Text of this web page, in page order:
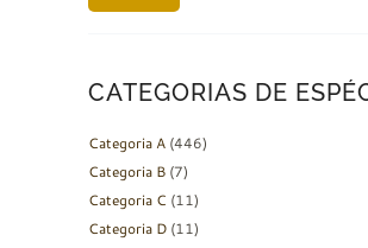
CATEGORIAS DE
Categoria A (446)
Categoria B (7)
Categoria C (11)
Categoria D (11)